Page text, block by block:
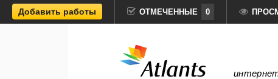
Добавить работы ОТМЕЧЕННЫЕ 0